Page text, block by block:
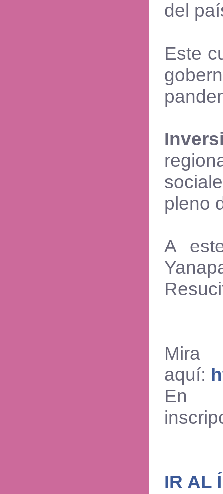
del
Este
pleno
A
aquí:
En
IR AL